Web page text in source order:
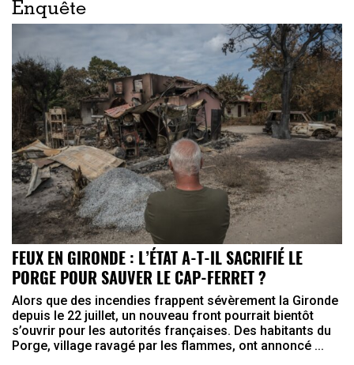
Enquête
FEUX EN GIRONDE : L’ÉTAT A-T-IL SACRIFIÉ LE
PORGE POUR SAUVER LE CAP-FERRET ?
Alors que des incendies frappent sévèrement la Gironde
depuis le 22 juillet, un nouveau front pourrait bientôt
s’ouvrir pour les autorités françaises. Des habitants du
Porge, village ravagé par les flammes, ont annoncé ...